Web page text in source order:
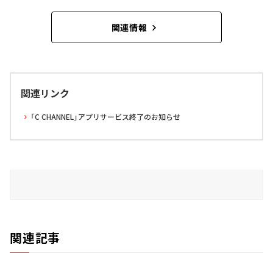
関連情報
関連リンク
「C CHANNEL」アプリサービス終了のお知らせ
関連記事